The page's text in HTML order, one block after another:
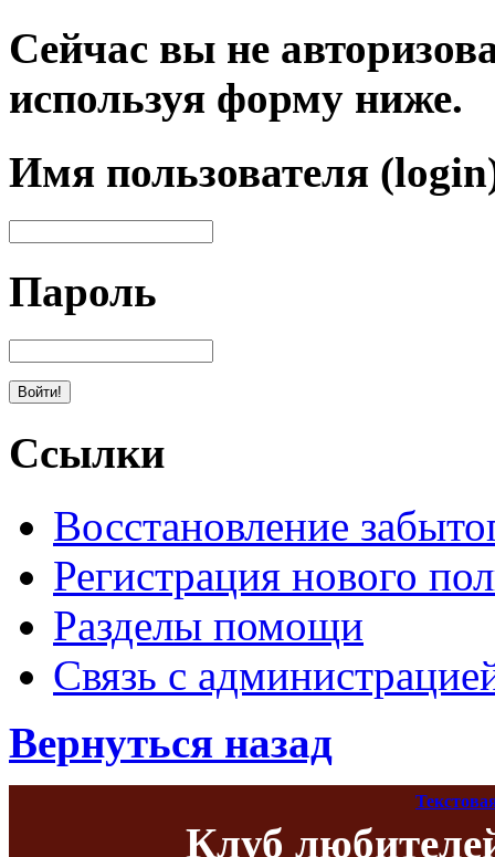
Сейчас вы не
используя форму ниже.
Имя пользователя
Пароль
Ссылки
Восстановление
Регистрация нового
Разделы помощи
Связь с
Вернуться назад
Клуб